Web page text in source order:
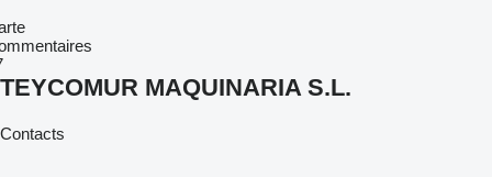
TEYCOMUR MAQUINARIA S.L.
Contacts